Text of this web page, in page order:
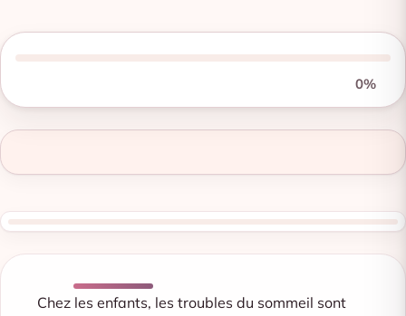
Chez les enfants, les troubles du sommeil sont
0%